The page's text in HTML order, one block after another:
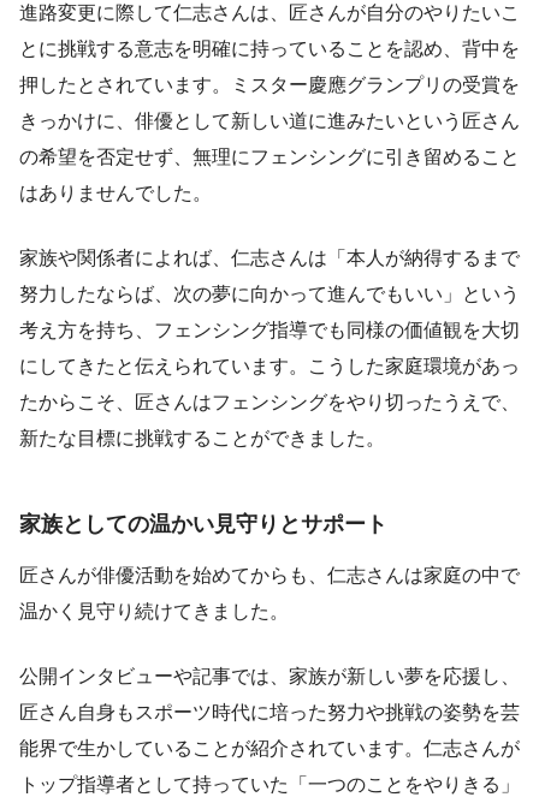
進路変更に際して仁志さんは、匠さんが自分のやりたいこ
とに挑戦する意志を明確に持っていることを認め、背中を
押したとされています。ミスター慶應グランプリの受賞を
きっかけに、俳優として新しい道に進みたいという匠さん
の希望を否定せず、無理にフェンシングに引き留めること
はありませんでした。
家族や関係者によれば、仁志さんは「本人が納得するまで
努力したならば、次の夢に向かって進んでもいい」という
考え方を持ち、フェンシング指導でも同様の価値観を大切
にしてきたと伝えられています。こうした家庭環境があっ
たからこそ、匠さんはフェンシングをやり切ったうえで、
新たな目標に挑戦することができました。
家族としての温かい見守りとサポート
匠さんが俳優活動を始めてからも、仁志さんは家庭の中で
温かく見守り続けてきました。
公開インタビューや記事では、家族が新しい夢を応援し、
匠さん自身もスポーツ時代に培った努力や挑戦の姿勢を芸
能界で生かしていることが紹介されています。仁志さんが
トップ指導者として持っていた「一つのことをやりきる」